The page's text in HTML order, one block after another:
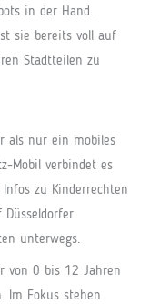
in der Hand.
sie bereits voll auf
Stadtteilen zu
als nur ein mobiles
Mobil verbindet es
zu Kinderrechten
unterwegs.
von 0 bis 12 Jahren
Im Fokus stehen